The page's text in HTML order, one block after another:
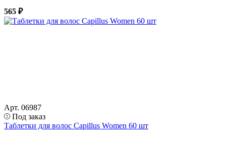
565 ₽
Арт. 06987
Под заказ
Таблетки для волос Capillus Women 60 шт